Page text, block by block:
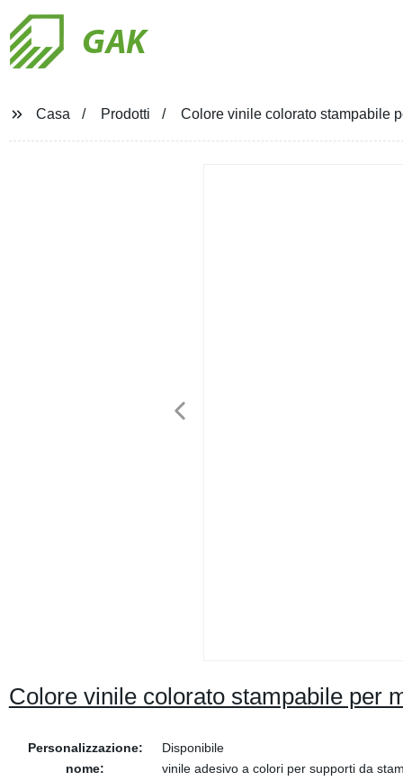
GAK
Casa Prodotti Colore vinile colorato stampabile
Colore vinile colorato stampabile per
Personalizzazione:
Disponibile
nome:
vinile adesivo a colori per supporti da